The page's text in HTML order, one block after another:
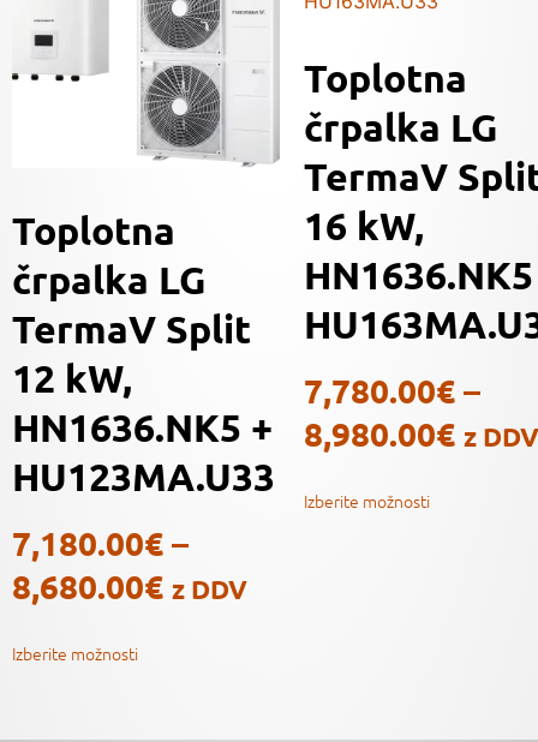
Toplotna
črpalka LG
TermaV Split
12 kW,
HN1636.NK5 +
HU123MA.U33
7,180.00€ –
8,680.00€ z DDV
Izberite možnosti
Toplotna
črpalka LG
TermaV
16 kW,
7,780.00€ –
8,980.00€ z DDV
Izberite možnosti